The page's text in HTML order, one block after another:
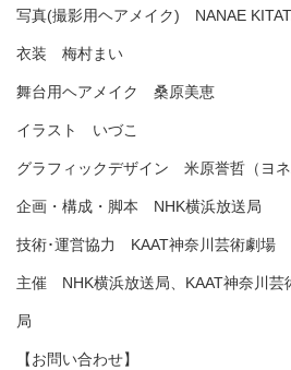
写真(撮影用ヘアメイク) NANAE
衣装 梅村まい
舞台用ヘアメイク 桑原美恵
イラスト いづこ
グラフィックデザイン 米原誉哲（ヨネ
企画・構成・脚本 NHK横浜放送局
技術･運営協力 KAAT神奈川芸術劇場
主催 NHK横浜放送局、KAAT神奈川芸
局
【お問い合わせ】